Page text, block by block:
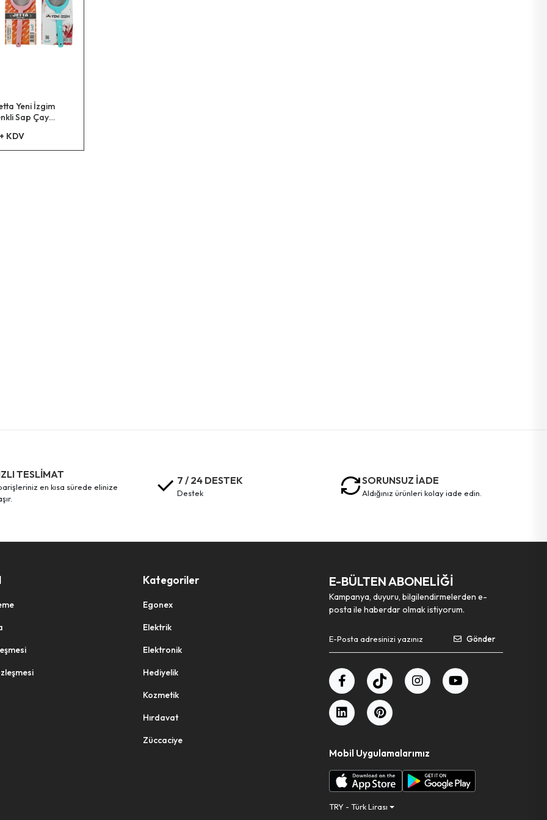
Yeni İzgim
Sap Çay
KDV
TESLİMAT 7 / 24 DESTEK
destek
SORUNSUZ İADE
aldığınız ürünleri kolay iade edin.
Kategoriler
Egonex
Elektrik
Elektronik
Hediyelik
Kozmetik
Hırdavat
Züccaciye
E-BÜLTEN ABONELİĞİ
Kampanya, duyuru, bilgilendirmelerden e-
posta ile haberdar olmak istiyorum.
Gönder
Mobil Uygulamalarımız
TRY - Türk Lirası